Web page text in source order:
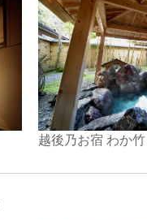
越後乃お宿 わか竹